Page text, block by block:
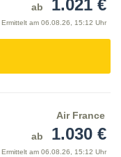
ab
1.021 €
Ermittelt am 06.08.26, 15:12 Uhr
Air France
ab
1.030 €
Ermittelt am 06.08.26, 15:12 Uhr